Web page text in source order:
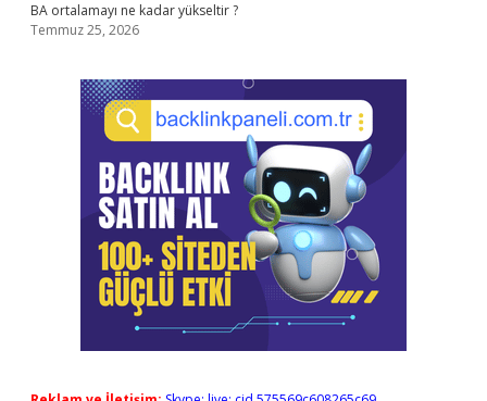
BA ortalamayı ne kadar yükseltir ?
Temmuz 25, 2026